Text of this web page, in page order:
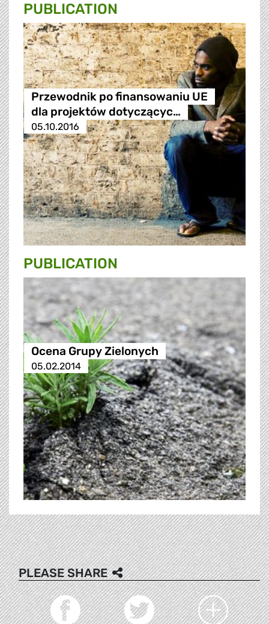
PUBLICATION
Przewodnik po finansowaniu UE
dla projektów dotyczącyc…
05.10.2016
PUBLICATION
Ocena Grupy Zielonych
05.02.2014
PLEASE SHARE